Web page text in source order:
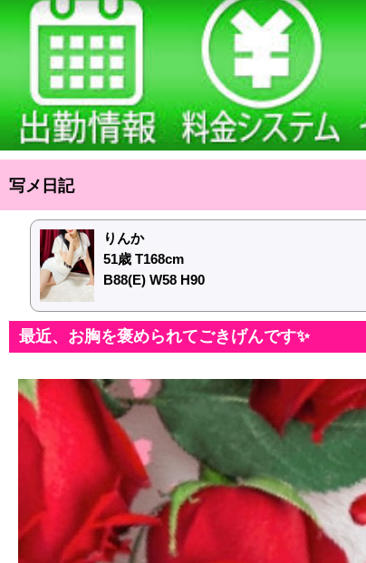
写メ日記
りんか
51歳 T168cm
B88(E) W58 H90
最近、お胸を褒められてごきげんです✨